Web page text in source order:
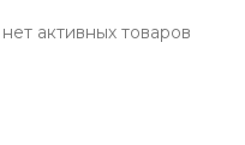
активных товаров